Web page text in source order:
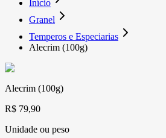
Início
Granel
Temperos e Especiarias
Alecrim (100g)
Alecrim (100g)
R$ 79,90
Unidade ou peso